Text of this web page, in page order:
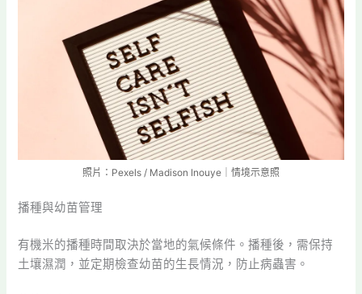
照片：Pexels / Madison Inouye｜情境示意照
播種與幼苗管理
有機米的播種時間取決於當地的氣候條件。播種後，需保持
土壤濕潤，並定期檢查幼苗的生長情況，防止病蟲害。